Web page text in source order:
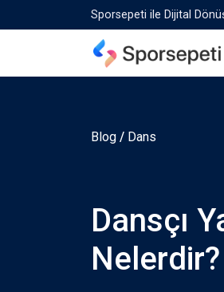
Sporsepeti ile Dijital
Blog / Dans
Dansçı